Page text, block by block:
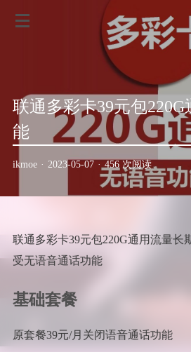
联通多彩卡39元包
能
ikmoe · 2023-05-07 · 456 次阅读
联通多彩卡39元包220G通用流量长
受无语音通话功能
基础套餐
原套餐39元/月关闭语音通话功能